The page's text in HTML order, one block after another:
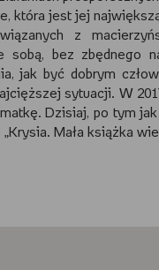
która jest jej
z
bez zbędnego
jak być dobrym
sytuacji. W
Dzisiaj, po tym jak
Mała książka